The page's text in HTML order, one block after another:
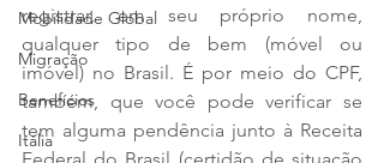
Mobilidade Global
Migração
Benefícios
Itália
registrar, em seu próprio nome,
qualquer tipo de bem (móvel ou
imóvel) no Brasil. É por meio do CPF,
também, que você pode verificar se
tem alguma pendência junto à Receita